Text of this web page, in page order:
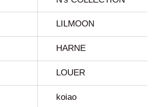
LILMOON
HARNE
LOUER
koiao